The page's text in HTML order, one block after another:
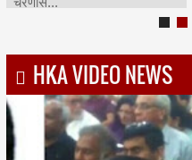
HKA VIDEO NEWS